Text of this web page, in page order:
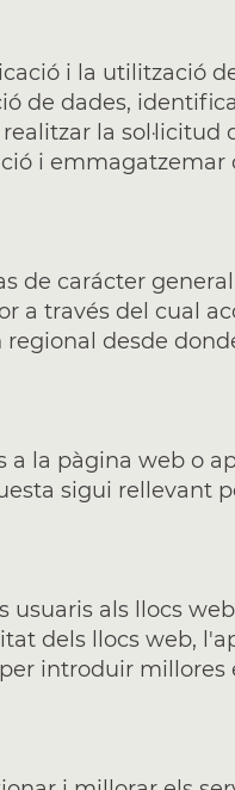
i la utilització
de dades,
la sol·licitud
i emmagatzemar
de carácter
a través del cual
desde
la pàgina web o
sigui rellevant
als llocs
dels llocs web,
introduir millores